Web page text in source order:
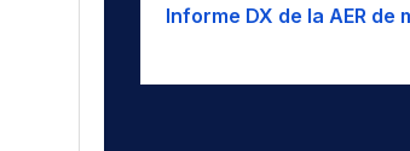
Informe DX de la AER de